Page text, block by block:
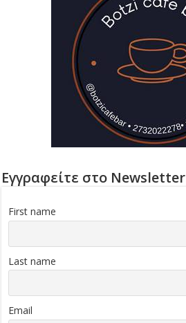
Εγγραφείτε στο Newsletter
First name
Last name
Email